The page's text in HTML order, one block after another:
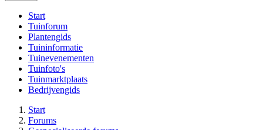
Start
Tuinforum
Plantengids
Tuininformatie
Tuinevenementen
Tuinfoto's
Tuinmarktplaats
Bedrijvengids
Start
Forums